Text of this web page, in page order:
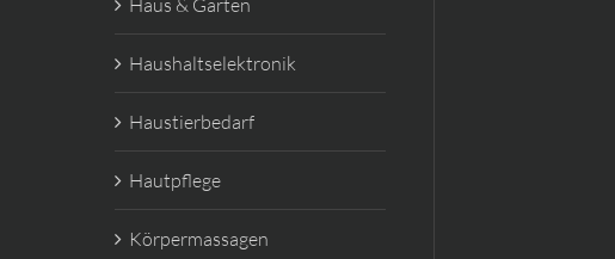
Haushaltselektronik
Haustierbedarf
Hautpflege
Körpermassagen